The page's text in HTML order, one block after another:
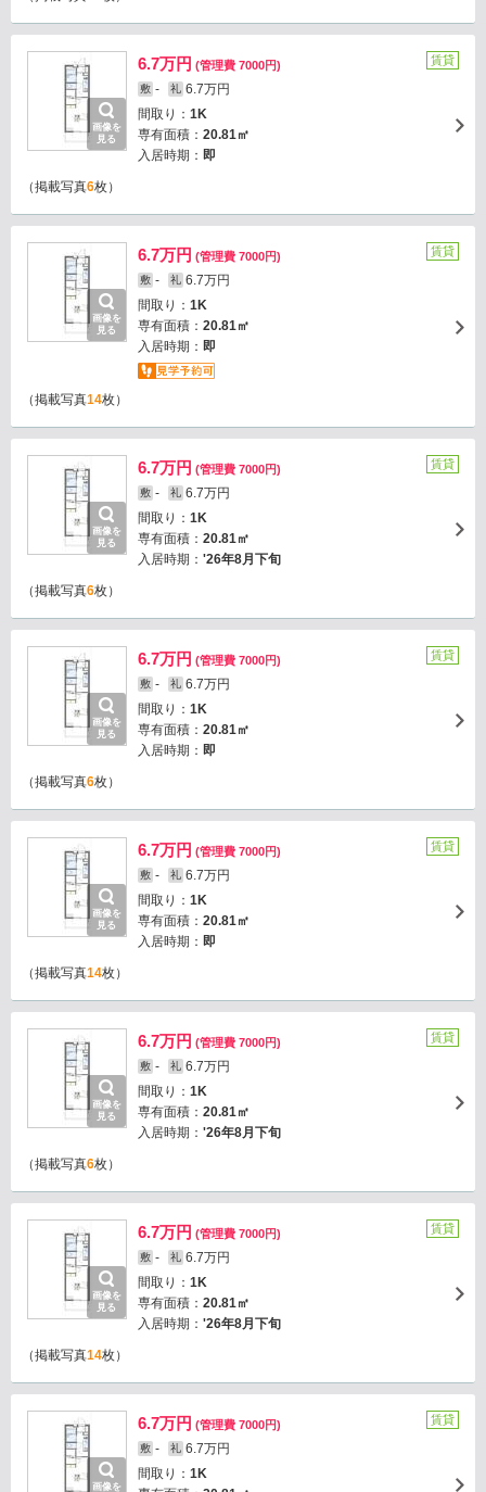
画像を
見る
6.7万円 (管理費 7000円)
敷 - 礼 6.7万円
間取り： 1K
専有面積： 20.81㎡
入居時期： 即
賃貸
（掲載写真6枚）
画像を
見る
6.7万円 (管理費 7000円)
敷 - 礼 6.7万円
間取り： 1K
専有面積： 20.81㎡
入居時期： 即
賃貸
（掲載写真14枚）
画像を
見る
6.7万円 (管理費 7000円)
敷 - 礼 6.7万円
間取り： 1K
専有面積： 20.81㎡
入居時期： '26年8月下旬
賃貸
（掲載写真6枚）
画像を
見る
6.7万円 (管理費 7000円)
敷 - 礼 6.7万円
間取り： 1K
専有面積： 20.81㎡
入居時期： 即
賃貸
（掲載写真6枚）
画像を
見る
6.7万円 (管理費 7000円)
敷 - 礼 6.7万円
間取り： 1K
専有面積： 20.81㎡
入居時期： 即
賃貸
（掲載写真14枚）
画像を
見る
6.7万円 (管理費 7000円)
敷 - 礼 6.7万円
間取り： 1K
専有面積： 20.81㎡
入居時期： '26年8月下旬
賃貸
（掲載写真6枚）
画像を
見る
6.7万円 (管理費 7000円)
敷 - 礼 6.7万円
間取り： 1K
専有面積： 20.81㎡
入居時期： '26年8月下旬
賃貸
（掲載写真14枚）
画像を
6.7万円 (管理費 7000円)
敷 - 礼 6.7万円
間取り： 1K
賃貸